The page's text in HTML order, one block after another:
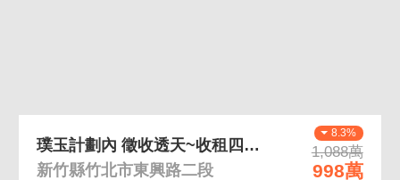
8.3%
1,088萬
998萬
璞玉計劃內 徵收透天~收租四投套
新竹縣竹北市東興路二段